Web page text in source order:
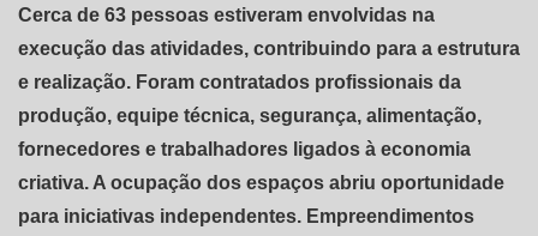
Cerca de 63 pessoas estiveram envolvidas na
execução das atividades, contribuindo para a estrutura
e realização. Foram contratados profissionais da
produção, equipe técnica, segurança, alimentação,
fornecedores e trabalhadores ligados à economia
criativa. A ocupação dos espaços abriu oportunidade
para iniciativas independentes. Empreendimentos